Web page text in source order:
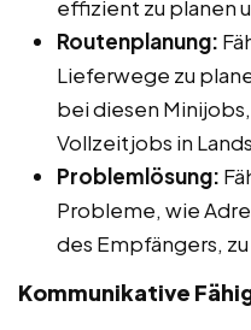
effizient zu planen
Routenplanung:
Lieferwege zu
bei diesen
Vollzeitjobs in
Problemlösung:
Probleme, wie
des Empfängers,
Kommunikative